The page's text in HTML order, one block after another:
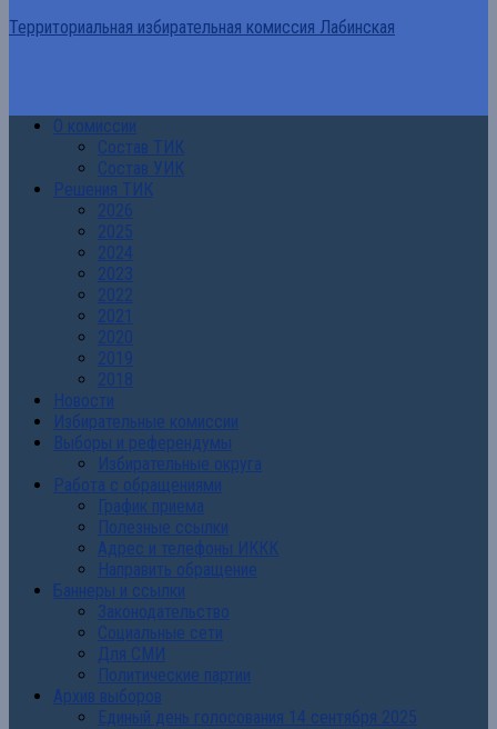
Территориальная избирательная комиссия Лабинская
О комиссии
Состав ТИК
Состав УИК
Решения ТИК
2026
2025
2024
2023
2022
2021
2020
2019
2018
Новости
Избирательные комиссии
Выборы и референдумы
Избирательные округа
Работа с обращениями
График приема
Полезные ссылки
Адрес и телефоны ИККК
Направить обращение
Баннеры и ссылки
Законодательство
Социальные сети
Для СМИ
Политические партии
Архив выборов
Единый день голосования 14 сентября 2025